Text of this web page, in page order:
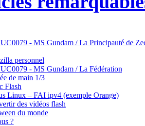
- MS Gundam / La Principauté de
personnel
- MS Gundam / La Fédération
de main 1/3
Flash
Linux – FAI ipv4 (exemple Orange)
des vidéos flash
du monde
?